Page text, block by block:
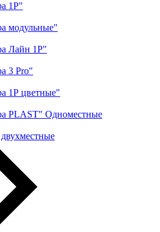
1Р"
модульные"
Лайн 1Р"
3 Pro"
1Р цветные"
PLAST" Одноместные